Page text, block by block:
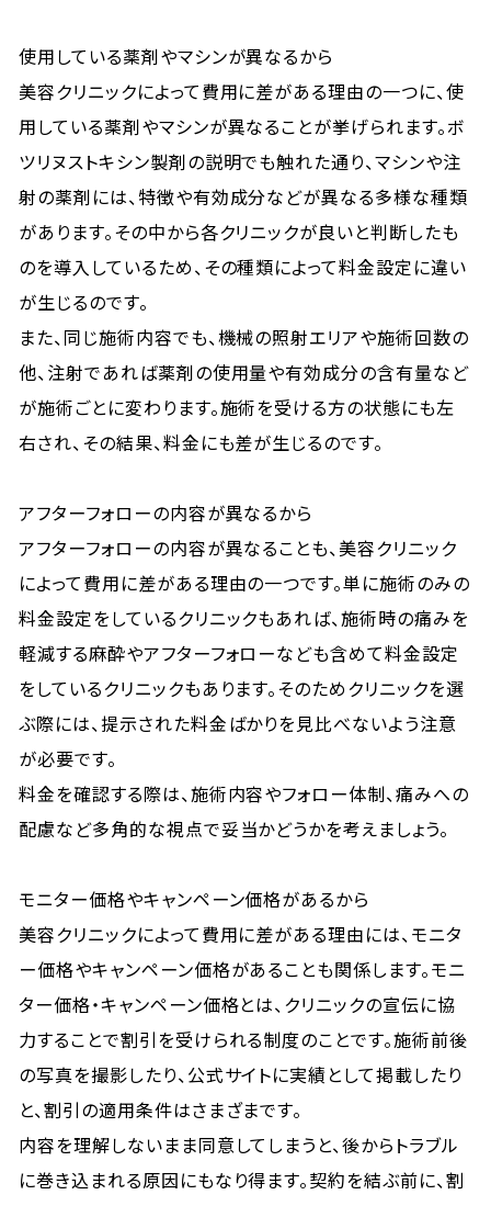
使用している薬剤やマシンが異なるから
美容クリニックによって費用に差がある理由の一つに、使
用している薬剤やマシンが異なることが挙げられます。ボ
ツリヌストキシン製剤の説明でも触れた通り、マシンや注
射の薬剤には、特徴や有効成分などが異なる多様な種類
があります。その中から各クリニックが良いと判断したも
のを導入しているため、その種類によって料金設定に違い
が生じるのです。
また、同じ施術内容でも、機械の照射エリアや施術回数の
他、注射であれば薬剤の使用量や有効成分の含有量など
が施術ごとに変わります。施術を受ける方の状態にも左
右され、その結果、料金にも差が生じるのです。
アフターフォローの内容が異なるから
アフターフォローの内容が異なることも、美容クリニック
によって費用に差がある理由の一つです。単に施術のみの
料金設定をしているクリニックもあれば、施術時の痛みを
軽減する麻酔やアフターフォローなども含めて料金設定
をしているクリニックもあります。そのためクリニックを選
ぶ際には、提示された料金ばかりを見比べないよう注意
が必要です。
料金を確認する際は、施術内容やフォロー体制、痛みへの
配慮など多角的な視点で妥当かどうかを考えましょう。
モニター価格やキャンペーン価格があるから
美容クリニックによって費用に差がある理由には、モニタ
ー価格やキャンペーン価格があることも関係します。モニ
ター価格・キャンペーン価格とは、クリニックの宣伝に協
力することで割引を受けられる制度のことです。施術前後
の写真を撮影したり、公式サイトに実績として掲載したり
と、割引の適用条件はさまざまです。
内容を理解しないまま同意してしまうと、後からトラブル
に巻き込まれる原因にもなり得ます。契約を結ぶ前に、割